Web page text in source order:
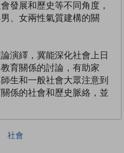
發展和歷史等不同角度，
、女兩性氣質建構的關
演繹，冀能深化社會上日
育關係的討論，有助家
生和一般社會大眾注意到
係的社會和歷史脈絡，並
社會